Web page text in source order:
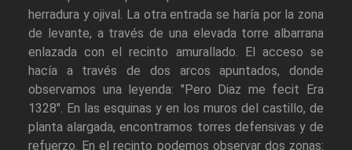
herradura y ojival. La otra entrada se haría por la zona
de levante, a través de una elevada torre albarrana
enlazada con el recinto amurallado. El acceso se
hacía a través de dos arcos apuntados, donde
observamos una leyenda: "Pero Diaz me fecit Era
1328". En las esquinas y en los muros del castillo, de
planta alargada, encontramos torres defensivas y de
refuerzo. En el recinto podemos observar dos zonas: